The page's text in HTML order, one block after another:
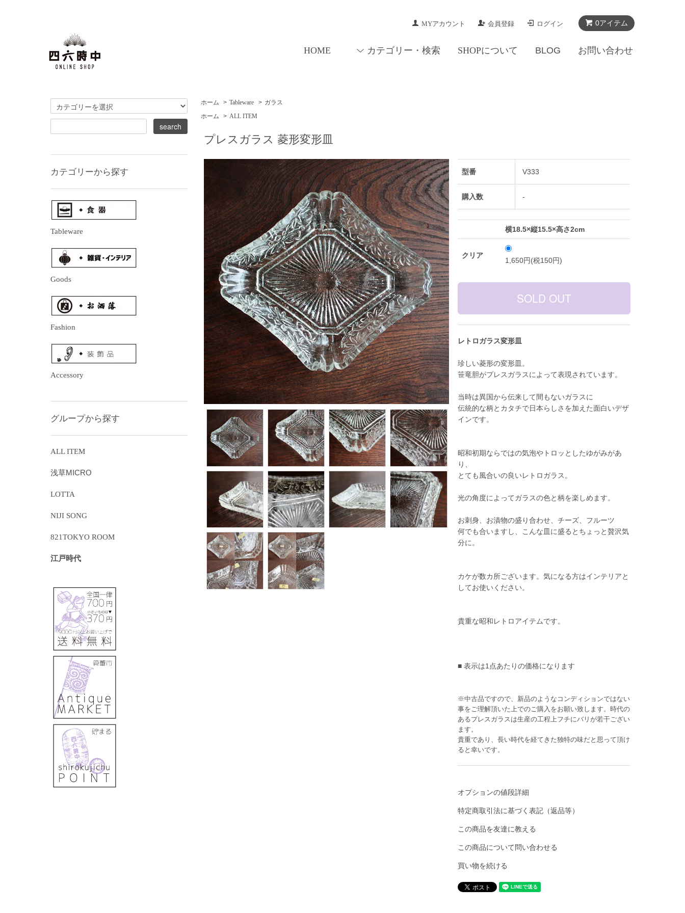
0アイテム
MYアカウント 会員登録 ログイン
HOME カテゴリー・検索 SHOPについて BLOG お問い合わせ
ホーム > Tableware > ガラス
ホーム
> ALL ITEM
プレスガラス 菱形変形皿
型番 V333
購入数 -
横18.5×縦15.5×高さ2cm
クリア
1,650円(税150円)
レトロガラス変形皿
珍しい菱形の変形皿。
笹竜胆がプレスガラスによって表現されています。
当時は異国から伝来して間もないガラスに
伝統的な柄とカタチで日本らしさを加えた面白いデザ
インです。
昭和初期ならではの気泡やトロッとしたゆがみがあ
り、
とても風合いの良いレトロガラス。
光の角度によってガラスの色と柄を楽しめます。
お刺身、お漬物の盛り合わせ、チーズ、フルーツ
何でも合いますし、こんな皿に盛るとちょっと贅沢気
分に。
カケが数カ所ございます。気になる方はインテリアと
してお使いください。
貴重な昭和レトロアイテムです。
■ 表示は1点あたりの価格になります
※中古品ですので、新品のようなコンディションではない
事をご理解頂いた上でのご購入をお願い致します。時代の
あるプレスガラスは生産の工程上フチにバリが若干ござい
ます。
貴重であり、長い時代を経てきた独特の味だと思って頂け
ると幸いです。
オプションの値段詳細
特定商取引法に基づく表記（返品等）
この商品を友達に教える
この商品について問い合わせる
買い物を続ける
カテゴリーから探す
Tableware
Goods
Fashion
Accessory
グループから探す
ALL ITEM
浅草MICRO
LOTTA
NIJI SONG
821TOKYO ROOM
江戸時代